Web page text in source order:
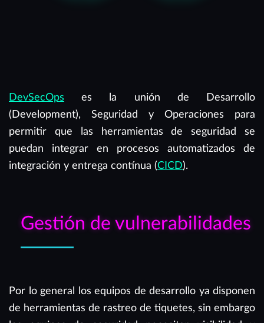
DevSecOps es la unión de Desarrollo
(Development), Seguridad y Operaciones para
permitir que las herramientas de seguridad se
puedan integrar en procesos automatizados de
integración y entrega contínua (CICD).
Gestión de vulnerabilidades
Por lo general los equipos de desarrollo ya disponen
de herramientas de rastreo de tiquetes, sin embargo